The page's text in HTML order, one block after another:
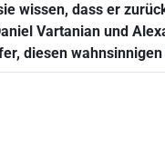
wissen, dass er
Vartanian und
diesen